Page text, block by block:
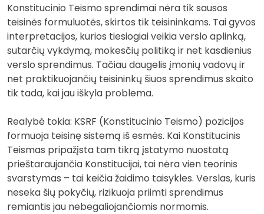
Konstitucinio Teismo sprendimai nėra tik sausos
teisinės formuluotės, skirtos tik teisininkams. Tai gyvos
interpretacijos, kurios tiesiogiai veikia verslo aplinką,
sutarčių vykdymą, mokesčių politiką ir net kasdienius
verslo sprendimus. Tačiau daugelis įmonių vadovų ir
net praktikuojančių teisininkų šiuos sprendimus skaito
tik tada, kai jau iškyla problema.
Realybė tokia: KSRF (Konstitucinio Teismo) pozicijos
formuoja teisinę sistemą iš esmės. Kai Konstitucinis
Teismas pripažįsta tam tikrą įstatymo nuostatą
prieštaraujančia Konstitucijai, tai nėra vien teorinis
svarstymas – tai keičia žaidimo taisykles. Verslas, kuris
neseka šių pokyčių, rizikuoja priimti sprendimus
remiantis jau nebegaliojančiomis normomis.